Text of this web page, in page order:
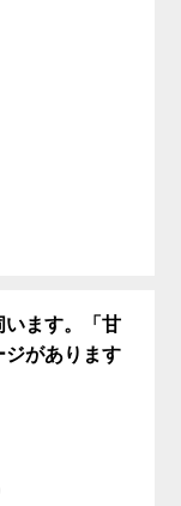
います。「甘
ジがあります